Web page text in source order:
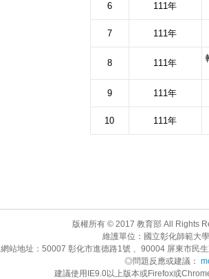
版權所有 © 2017 教育部 All Rights
維護單位：國立彰化師範大
網站地址：50007 彰化市進德路1號 、90004 屏東市民
◎問題反應或建議：
建議使用IE9.0以上版本或Firefox或